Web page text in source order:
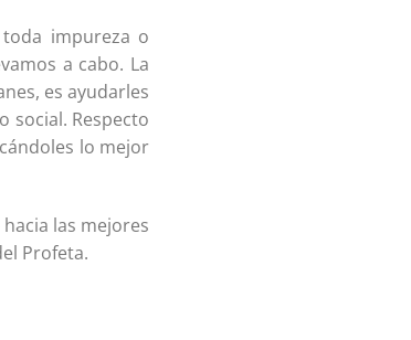
impureza o
a cabo. La
es ayudarles
social. Respecto
lo mejor
las mejores
Profeta.